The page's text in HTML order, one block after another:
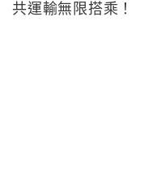
共運輸無限搭乘！